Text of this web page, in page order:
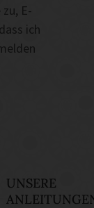
E-
ich
UNSERE